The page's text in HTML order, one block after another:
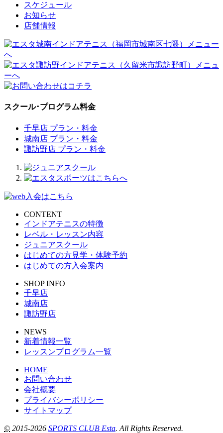
スケジュール
お知らせ
店舗情報
スクール･プログラム料金
千早店 プラン・料金
城南店 プラン・料金
諏訪野店 プラン・料金
CONTENT
インドアテニスの特徴
レベル・レッスン内容
ジュニアスクール
はじめての方見学・体験予約
はじめての方入会案内
SHOP INFO
千早店
城南店
諏訪野店
NEWS
新着情報一覧
レッスンプログラム一覧
HOME
お問い合わせ
会社概要
プライバシーポリシー
サイトマップ
© 2015-2026 SPORTS CLUB Esta. All Rights Reserved.